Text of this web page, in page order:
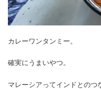
カレーワンタンミー。
確実にうまいやつ。
マレーシアってインドとの